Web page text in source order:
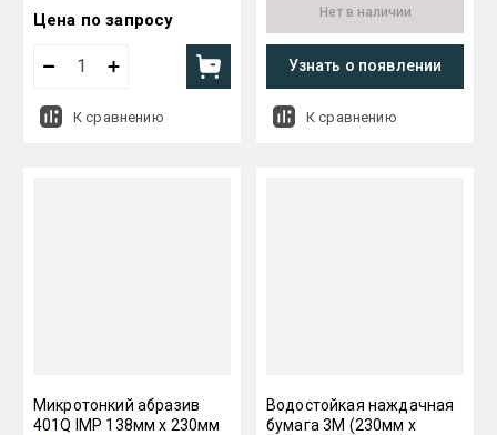
Цена по запросу
К сравнению
Нет в наличии
Узнать о появлении
К сравнению
Микротонкий абразив
401Q IMP 138мм х 230мм
Водостойкая наждачная
бумага 3М (230мм х